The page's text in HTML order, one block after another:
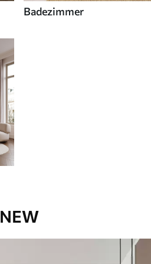
Badezimmer
NEW